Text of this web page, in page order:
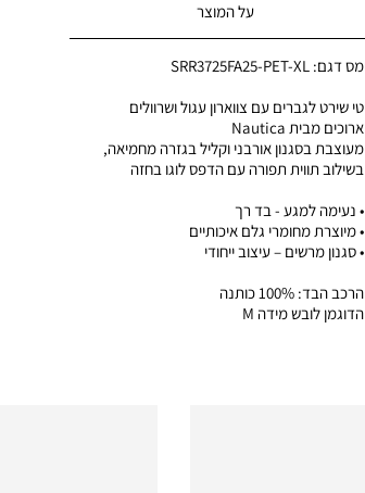
על המוצר
מס דגם: SRR3725FA25-PET-XL
טי שירט לגברים עם צווארון עגול ושרוולים
ארוכים מבית Nautica
מעוצבת בסגנון אורבני וקליל בגזרה מחמיאה,
בשילוב תווית תפורה עם הדפס לוגו בחזה
• נעימה למגע - בד רך
• מיוצרת מחומרי גלם איכותיים
• סגנון מרשים – עיצוב ייחודי
הרכב הבד: 100% כותנה
הדוגמן לובש מידה M